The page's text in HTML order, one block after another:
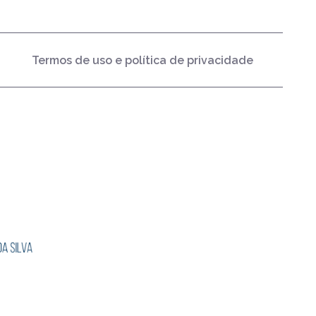
Termos de uso e política de privacidade